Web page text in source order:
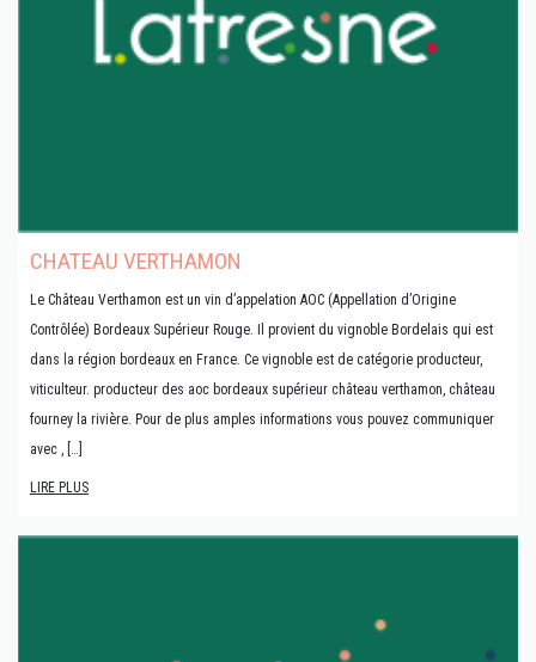
CHATEAU VERTHAMON
Le Château Verthamon est un vin d’appelation AOC (Appellation d’Origine
Contrôlée) Bordeaux Supérieur Rouge. Il provient du vignoble Bordelais qui est
dans la région bordeaux en France. Ce vignoble est de catégorie producteur,
viticulteur. producteur des aoc bordeaux supérieur château verthamon, château
fourney la rivière. Pour de plus amples informations vous pouvez communiquer
avec , […]
LIRE PLUS